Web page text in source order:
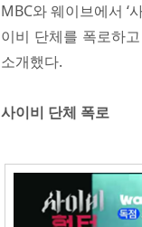
MBC와 웨이브에서 ‘
이비 단체를 폭로하
소개했다.
사이비 단체 폭로